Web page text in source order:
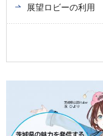
展望ロビーの利用